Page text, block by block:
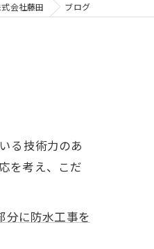
ア
会社藤田 ブログ
る技術力のあ
を考え、こだ
分に防水工事を